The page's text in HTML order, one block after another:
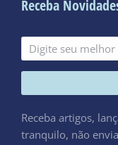
Receba
Receba artigos,
tranquilo, não